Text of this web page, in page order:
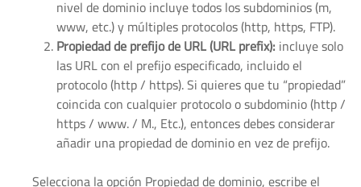
nivel de dominio incluye todos los subdominios (m,
www, etc.) y múltiples protocolos (http, https, FTP).
Propiedad de prefijo de URL (URL prefix): incluye solo
las URL con el prefijo especificado, incluido el
protocolo (http / https). Si quieres que tu “propiedad”
coincida con cualquier protocolo o subdominio (http /
https / www. / M., Etc.), entonces debes considerar
añadir una propiedad de dominio en vez de prefijo.
Selecciona la opción Propiedad de dominio, escribe el